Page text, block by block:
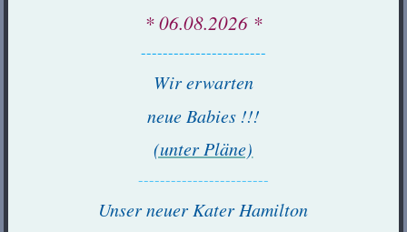
* 06.08.2026 *
-----------------------
Wir erwarten
neue Babies !!!
(unter Pläne)
------------------------
Unser neuer Kater Hamilton